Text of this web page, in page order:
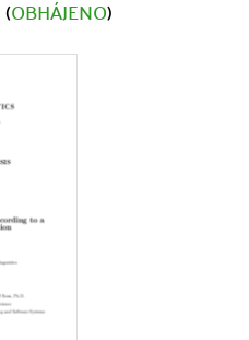
OBHÁJENO)